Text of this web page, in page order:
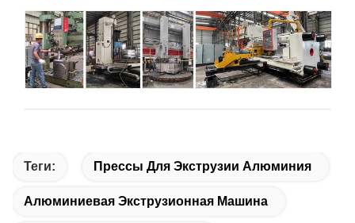
Теги: Прессы Для Экструзии Алюминия
Алюминиевая Экструзионная Машина